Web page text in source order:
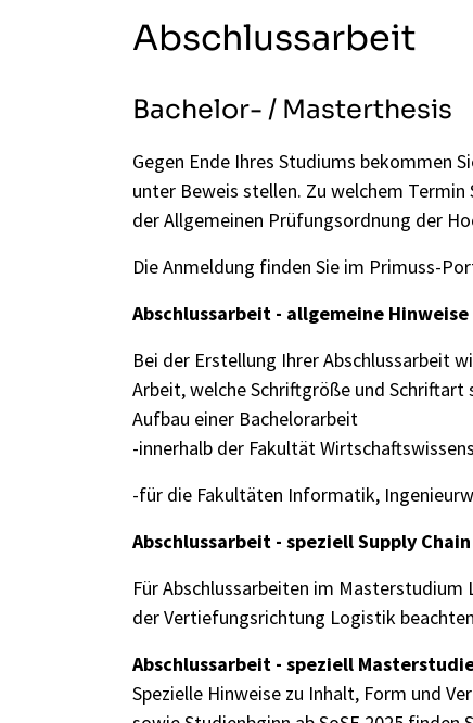
Abschlussarbeit
Bachelor- / Masterthesis
Gegen Ende Ihres Studiums bekommen
unter Beweis stellen. Zu welchem
der Allgemeinen Prüfungsordnung der
Die Anmeldung finden Sie im Primuss-
Abschlussarbeit - allgemeine Hinweise
Bei der Erstellung Ihrer Abschlussarbeit
Arbeit, welche Schriftgröße und
Aufbau einer Bachelorarbeit
-innerhalb der Fakultät
-für die Fakultäten Informatik,
Abschlussarbeit - speziell Supply
Für Abschlussarbeiten im
der Vertiefungsrichtung Logistik
Abschlussarbeit - speziell
Spezielle Hinweise zu Inhalt, Form und